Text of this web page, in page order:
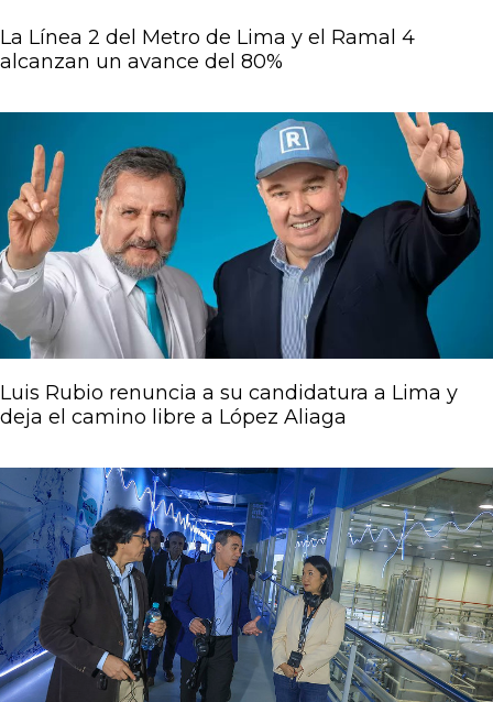
La Línea 2 del Metro de Lima y el Ramal 4
alcanzan un avance del 80%
Luis Rubio renuncia a su candidatura a Lima y
deja el camino libre a López Aliaga
Página
Página
Página
Página
Página